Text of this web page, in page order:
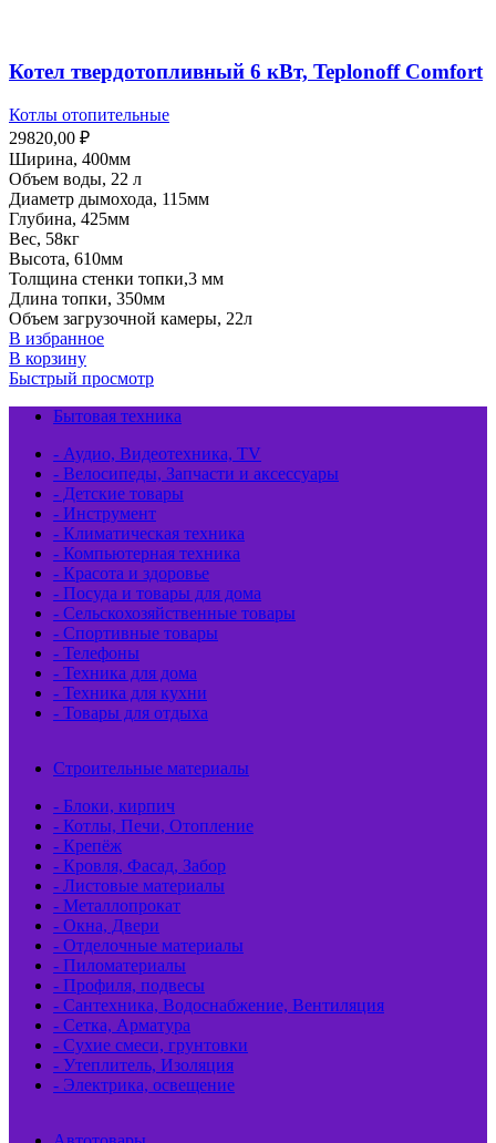
Котел твердотопливный 6 кВт, Teplonoff Comfort
Котлы отопительные
29820,00 ₽
Ширина, 400мм
Объем воды, 22 л
Диаметр дымохода, 115мм
Глубина, 425мм
Вес, 58кг
Высота, 610мм
Толщина стенки топки,3 мм
Длина топки, 350мм
Объем загрузочной камеры, 22л
В избранное
В корзину
Быстрый просмотр
Бытовая техника
- Аудио, Видеотехника, TV
- Велосипеды, Запчасти и аксессуары
- Детские товары
- Инструмент
- Климатическая техника
- Компьютерная техника
- Красота и здоровье
- Посуда и товары для дома
- Сельскохозяйственные товары
- Спортивные товары
- Телефоны
- Техника для дома
- Техника для кухни
- Товары для отдыха
Строительные материалы
- Блоки, кирпич
- Котлы, Печи, Отопление
- Крепёж
- Кровля, Фасад, Забор
- Листовые материалы
- Металлопрокат
- Окна, Двери
- Отделочные материалы
- Пиломатериалы
- Профиля, подвесы
- Сантехника, Водоснабжение, Вентиляция
- Сетка, Арматура
- Сухие смеси, грунтовки
- Утеплитель, Изоляция
- Электрика, освещение